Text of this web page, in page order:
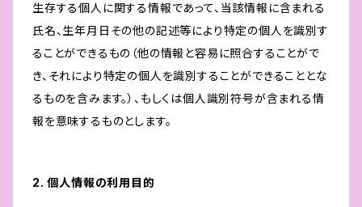
生存する個人に関する情報であって、当該情報に含まれる
氏名、生年月日その他の記述等により特定の個人を識別す
ることができるもの（他の情報と容易に照合することがで
き、それにより特定の個人を識別することができることとな
るものを含みます。）、もしくは個人識別符号が含まれる情
報を意味するものとします。
2. 個人情報の利用目的